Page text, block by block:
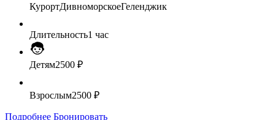
КурортДивноморскоеГеленджик
Длительность1 час
Детям2500 ₽
Взрослым2500 ₽
Подробнее Бронировать